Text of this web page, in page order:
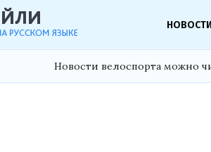
Новости велоспорта можно